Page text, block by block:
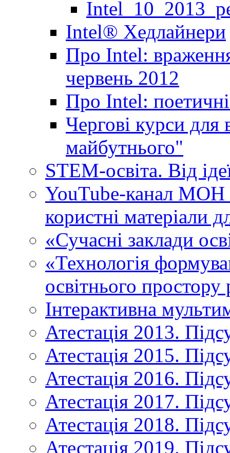
Іntel® Хедлайнери
Про Intel:
червень 2012
Про Intel:
Чергові курси
майбутнього"
STEM-освіта. Від
YouTube-канал МОН
користні матеріали
«Сучасні заклади
«Технологія
освітнього простору
Інтерактивна
Атестація 2013.
Атестація 2015.
Атестація 2016.
Атестація 2017.
Атестація 2018.
Атестація 2019.